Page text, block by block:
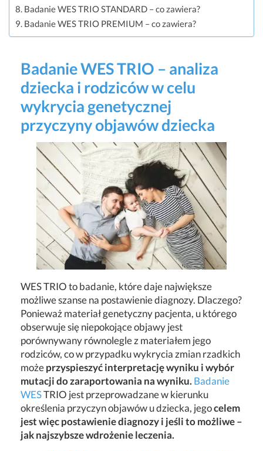
Badanie WES TRIO – analiza
dziecka i rodziców w celu
wykrycia genetycznej
przyczyny objawów dziecka
WES TRIO to badanie, które daje największe
możliwe szanse na postawienie diagnozy. Dlaczego?
Ponieważ materiał genetyczny pacjenta, u którego
obserwuje się niepokojące objawy jest
porównywany równolegle z materiałem jego
rodziców, co w przypadku wykrycia zmian rzadkich
możeprzyspieszyć interpretację wyniku i wybór
mutacji do zaraportowania na wyniku. Badanie
WESTRIO jest przeprowadzane w kierunku
określenia przyczyn objawów u dziecka, jegocelem
jest więc postawienie diagnozy i jeśli to możliwe –
jak najszybsze wdrożenie leczenia.
Badanie WES TRIO STANDARD – co zawiera?
Badanie WES TRIO PREMIUM – co zawiera?